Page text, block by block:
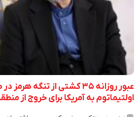
عبور روزانه ۳۵ کشتی از تنگه
اولتیماتوم به آمریکا برای خروج از